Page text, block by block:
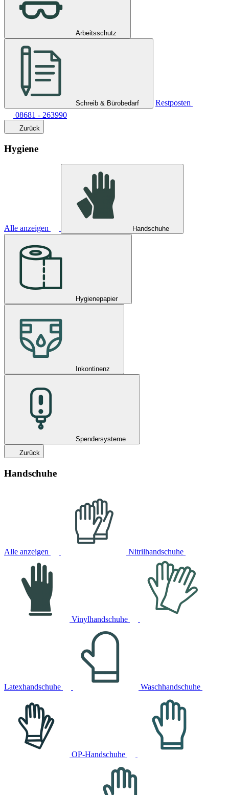
Arbeitsschutz
Schreib & Bürobedarf
Restposten
08681 - 263990
Zurück
Hygiene
Alle anzeigen Handschuhe
Hygienepapier
Inkontinenz
Spendersysteme
Zurück
Handschuhe
Alle anzeigen Nitrilhandschuhe
Vinylhandschuhe
Latexhandschuhe Waschhandschuhe
OP-Handschuhe